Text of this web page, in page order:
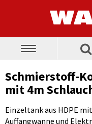
Toggle
Schmierstoff-
mit 4m
Einzeltank aus HDPE
Auffangwanne und